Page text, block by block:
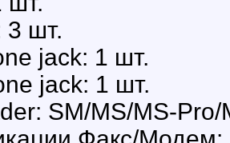
3 шт.
jack: 1 шт.
jack: 1 шт.
SM/MS/MS-